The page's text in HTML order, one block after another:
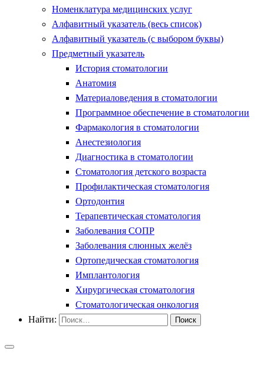
Номенклатура медицинских услуг
Алфавитный указатель (весь список)
Алфавитный указатель (с выбором буквы)
Предметный указатель
История стоматологии
Анатомия
Материаловедения в стоматологии
Программное обеспечение в стоматологии
Фармакология в стоматологии
Анестезиология
Диагностика в стоматологии
Стоматология детского возраста
Профилактическая стоматология
Ортодонтия
Терапевтическая стоматология
Заболевания СОПР
Заболевания слюнных желёз
Ортопедическая стоматология
Имплантология
Хирургическая стоматология
Стоматологическая онкология
Найти: